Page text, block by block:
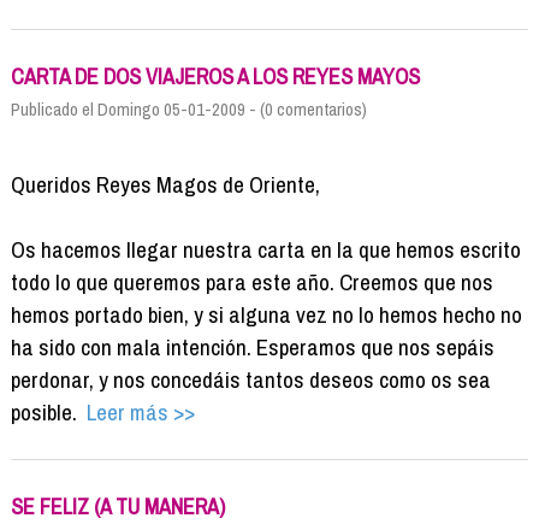
CARTA DE DOS VIAJEROS A LOS REYES MAYOS
Publicado el Domingo 05-01-2009 - (0 comentarios)
Queridos Reyes Magos de Oriente,
Os hacemos llegar nuestra carta en la que hemos escrito
todo lo que queremos para este año. Creemos que nos
hemos portado bien, y si alguna vez no lo hemos hecho no
ha sido con mala intención. Esperamos que nos sepáis
perdonar, y nos concedáis tantos deseos como os sea
posible. Leer más >>
SE FELIZ (A TU MANERA)